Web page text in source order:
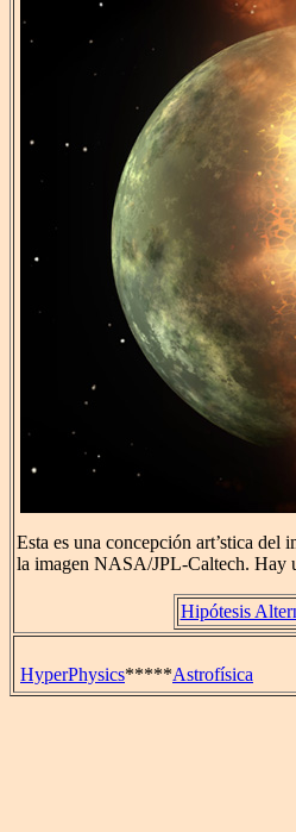
Esta es una concepción art’stica del
la imagen NASA/JPL-Caltech. Hay
Hipótesis
HyperPhysics*****Astrofísica